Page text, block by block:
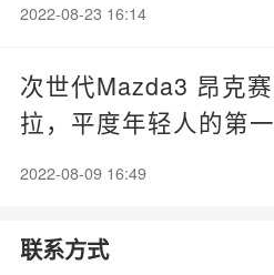
2022-08-23 16:14
次世代Mazda3 昂克赛
拉，平度年轻人的第一
2022-08-09 16:49
联系方式